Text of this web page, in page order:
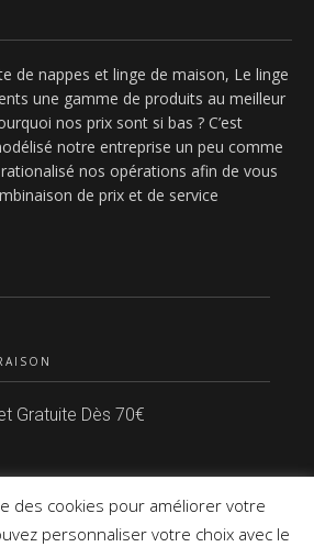
de nappes et linge de maison, Le linge
une gamme de produits au meilleur
nos prix sont si bas ? C’est
notre entreprise un peu comme
nos opérations afin de vous
de prix et de service
Gratuite Dès 70€
des cookies pour améliorer votre
personnaliser votre choix avec le